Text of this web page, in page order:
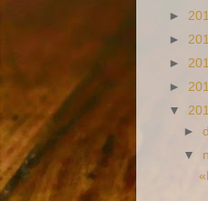
►
►
►
►
▼
►
▼